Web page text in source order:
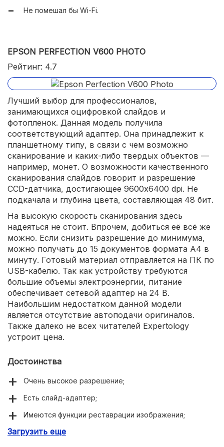
Не помешал бы Wi-Fi.
EPSON PERFECTION V600 PHOTO
Рейтинг: 4.7
Лучший выбор для профессионалов,
занимающихся оцифровкой слайдов и
фотопленок. Данная модель получила
соответствующий адаптер. Она принадлежит к
планшетному типу, в связи с чем возможно
сканирование и каких-либо твердых объектов —
например, монет. О возможности качественного
сканирования слайдов говорит и разрешение
CCD-датчика, достигающее 9600x6400 dpi. Не
подкачала и глубина цвета, составляющая 48 бит.
На высокую скорость сканирования здесь
надеяться не стоит. Впрочем, добиться её всё же
можно. Если снизить разрешение до минимума,
можно получать до 15 документов формата A4 в
минуту. Готовый материал отправляется на ПК по
USB-кабелю. Так как устройству требуются
большие объемы электроэнергии, питание
обеспечивает сетевой адаптер на 24 В.
Наибольшим недостатком данной модели
является отсутствие автоподачи оригиналов.
Также далеко не всех читателей Expertology
устроит цена.
Достоинства
Очень высокое разрешение;
Есть слайд-адаптер;
Имеются функции реставрации изображения;
48-битная глубина цвета.
Загрузить еще